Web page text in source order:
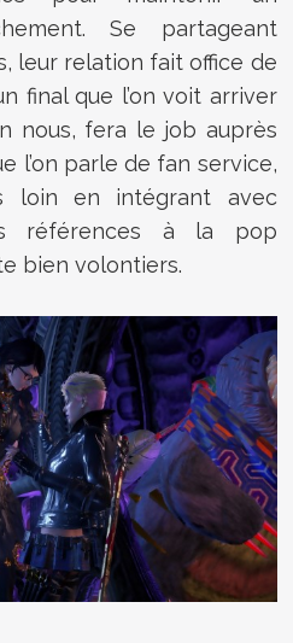
Se partageant
leur relation fait office de
final que l’on voit arriver
nous, fera le job auprès
l’on parle de fan service,
loin en intégrant avec
références à la pop
bien volontiers.